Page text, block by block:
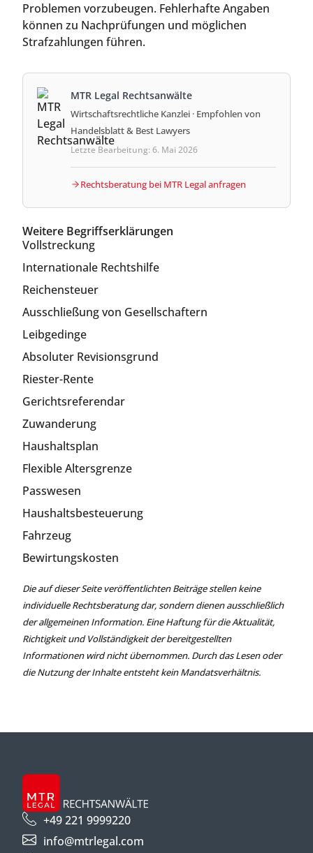
Problemen vorzubeugen. Fehlerhafte Angaben
können zu Nachprüfungen und möglichen
Strafzahlungen führen.
MTR Legal Rechtsanwälte
Wirtschaftsrechtliche Kanzlei · Empfohlen von
Handelsblatt & Best Lawyers
Letzte Bearbeitung: 6. Mai 2026
Rechtsberatung bei MTR Legal anfragen
Weitere Begriffserklärungen
Vollstreckung
Internationale Rechtshilfe
Reichensteuer
Ausschließung von Gesellschaftern
Leibgedinge
Absoluter Revisionsgrund
Riester-Rente
Gerichtsreferendar
Zuwanderung
Haushaltsplan
Flexible Altersgrenze
Passwesen
Haushaltsbesteuerung
Fahrzeug
Bewirtungskosten
Die auf dieser Seite veröffentlichten Beiträge stellen keine
individuelle Rechtsberatung dar, sondern dienen ausschließlich
der allgemeinen Information. Eine Haftung für die Aktualität,
Richtigkeit und Vollständigkeit der bereitgestellten
Informationen wird nicht übernommen. Durch das Lesen oder
die Nutzung der Inhalte entsteht kein Mandatsverhältnis.
+49 221 9999220
info@mtrlegal.com